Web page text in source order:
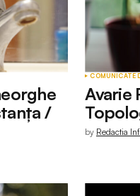
/
COMUNICATE
Avarie
by Redactia